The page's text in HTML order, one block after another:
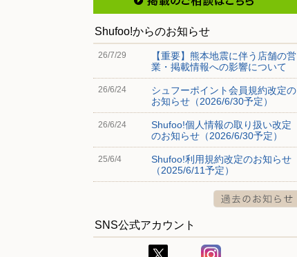
Shufoo!からのお知らせ
26/7/29
【重要】熊本地震に伴う店舗の営
業・掲載情報への影響について
26/6/24
シュフーポイント会員規約改定の
お知らせ（2026/6/30予定）
26/6/24
Shufoo!個人情報の取り扱い改定
のお知らせ（2026/6/30予定）
25/6/4
Shufoo!利用規約改定のお知らせ
（2025/6/11予定）
SNS公式アカウント